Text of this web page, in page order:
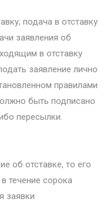
подача в отставку
заявления об
в отставку
заявление лично
правилами
быть подписано
пересылки.
об отставке, то его
течение сорока
заявки